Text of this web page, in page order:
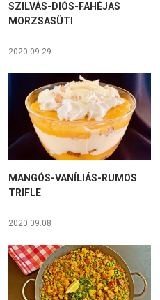
SZILVÁS-DIÓS-FAHÉJAS
MORZSASÜTI
2020.09.29
MANGÓS-VANÍLIÁS-RUMOS
TRIFLE
2020.09.08